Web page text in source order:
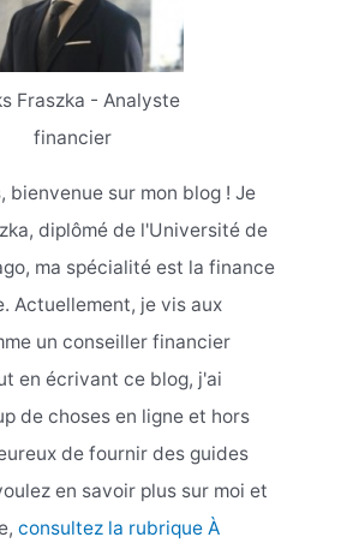
Fraszka - Analyste
financier
bienvenue sur mon blog ! Je
diplômé de l'Université de
ma spécialité est la finance
Actuellement, je vis aux
un conseiller financier
en écrivant ce blog, j'ai
de choses en ligne et hors
de fournir des guides
en savoir plus sur moi et
consultez la rubrique À